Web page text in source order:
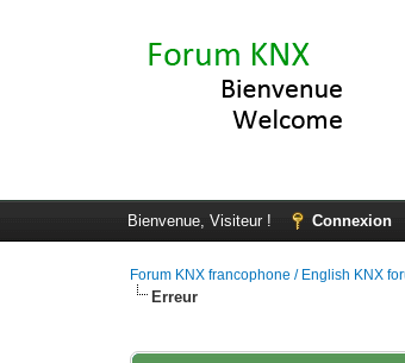
Bienvenue, Visiteur ! Connexion
Forum KNX francophone / English KNX
Erreur